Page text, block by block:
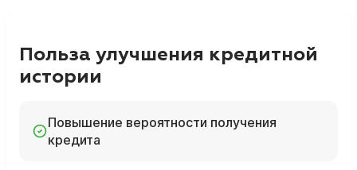
Польза улучшения кредитной
истории
Повышение вероятности получения
кредита